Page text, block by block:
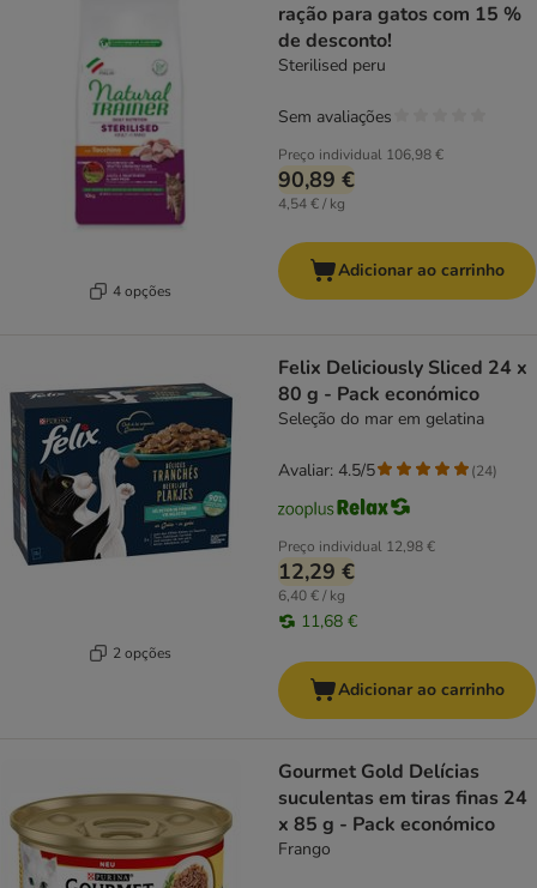
4 opções
ração para gatos com 15 %
de desconto!
Sterilised peru
Preço individual 106,98 €
90,89 €
4,54 € / kg
Sem avaliações
Adicionar ao carrinho
2 opções
Felix Deliciously Sliced 24 x
80 g - Pack económico
Seleção do mar em gelatina
Preço individual 12,98 €
12,29 €
6,40 € / kg
11,68 €
Avaliar: 4.5/5 (24)
Adicionar ao carrinho
Gourmet Gold Delícias
suculentas em tiras finas 24
x 85 g - Pack económico
Frango